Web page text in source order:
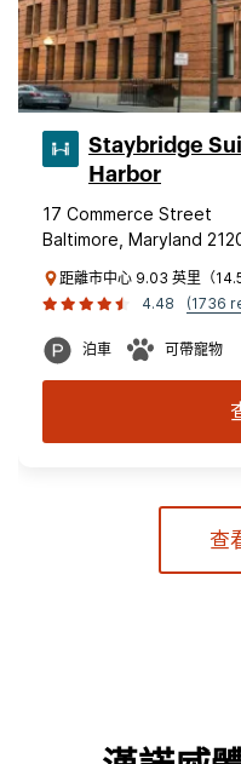
Staybridge
Harbor
17 Commerce Street
Baltimore, Maryland
距離市中心 9.03 英里（
4.48
(1736
泊車 可帶寵物
查